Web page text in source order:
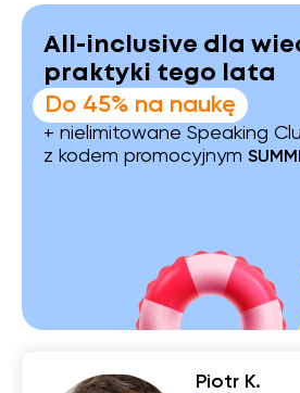
All-inclusive dla
praktyki tego lata
Do 45% na naukę
+ nielimitowane Speaking
z kodem promocyjnym
Piotr K.